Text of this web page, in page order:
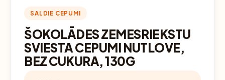
SALDIE CEPUMI
ŠOKOLĀDES ZEMESRIEKSTU
SVIESTA CEPUMI NUTLOVE,
BEZ CUKURA, 130G